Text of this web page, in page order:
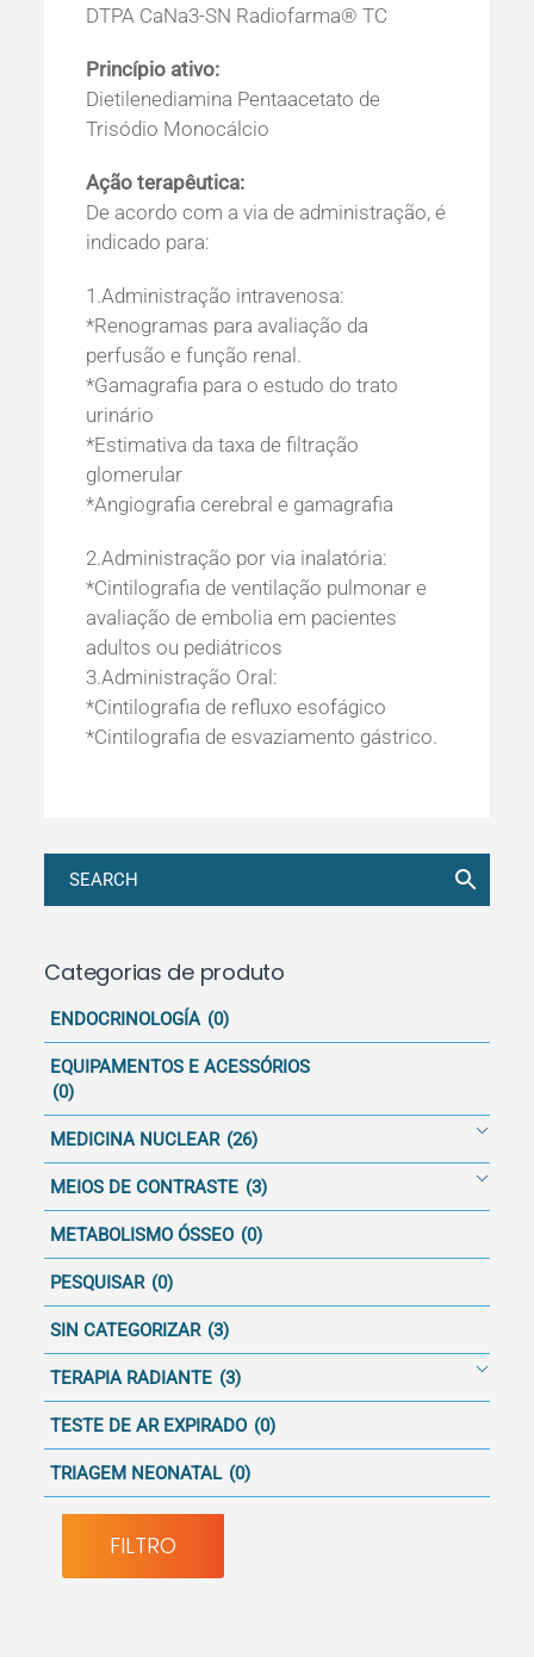
DTPA CaNa3-SN Radiofarma® TC
Princípio ativo:
Dietilenediamina Pentaacetato de
Trisódio Monocálcio
Ação terapêutica:
De acordo com a via de administração, é
indicado para:
1.Administração intravenosa:
*Renogramas para avaliação da
perfusão e função renal.
*Gamagrafia para o estudo do trato
urinário
*Estimativa da taxa de filtração
glomerular
*Angiografia cerebral e gamagrafia
2.Administração por via inalatória:
*Cintilografia de ventilação pulmonar e
avaliação de embolia em pacientes
adultos ou pediátricos
3.Administração Oral:
*Cintilografia de refluxo esofágico
*Cintilografia de esvaziamento gástrico.
Categorias de produto
ENDOCRINOLOGÍA (0)
EQUIPAMENTOS E ACESSÓRIOS
(0)
MEDICINA NUCLEAR (26)
MEIOS DE CONTRASTE (3)
METABOLISMO ÓSSEO (0)
PESQUISAR (0)
SIN CATEGORIZAR (3)
TERAPIA RADIANTE (3)
TESTE DE AR EXPIRADO (0)
TRIAGEM NEONATAL (0)
FILTRO